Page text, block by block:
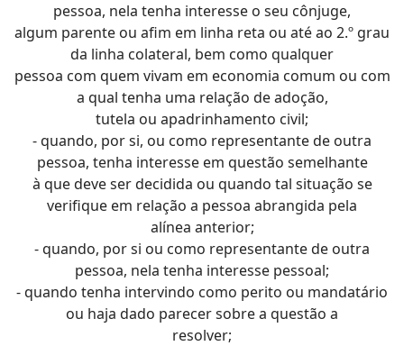
pessoa, nela tenha interesse o seu cônjuge,
algum parente ou afim em linha reta ou até ao 2.º grau
da linha colateral, bem como qualquer
pessoa com quem vivam em economia comum ou com
a qual tenha uma relação de adoção,
tutela ou apadrinhamento civil;
- quando, por si, ou como representante de outra
pessoa, tenha interesse em questão semelhante
à que deve ser decidida ou quando tal situação se
verifique em relação a pessoa abrangida pela
alínea anterior;
- quando, por si ou como representante de outra
pessoa, nela tenha interesse pessoal;
- quando tenha intervindo como perito ou mandatário
ou haja dado parecer sobre a questão a
resolver;